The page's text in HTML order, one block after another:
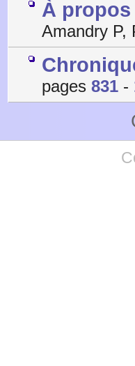
À
Amandry P,
pages 831 -